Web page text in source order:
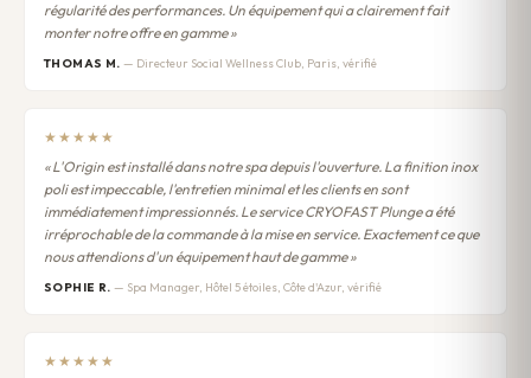
régularité des performances. Un équipement qui a clairement fait
monter notre offre en gamme »
THOMAS M. — Directeur Social Wellness Club, Paris, vérifié
★★★★★
« L'Origin est installé dans notre spa depuis l'ouverture. La finition inox
poli est impeccable, l'entretien minimal et les clients en sont
immédiatement impressionnés. Le service CRYOFAST Plunge a été
irréprochable de la commande à la mise en service. Exactement ce que
nous attendions d'un équipement haut de gamme »
SOPHIE R. — Spa Manager, Hôtel 5 étoiles, Côte d'Azur, vérifié
★★★★★